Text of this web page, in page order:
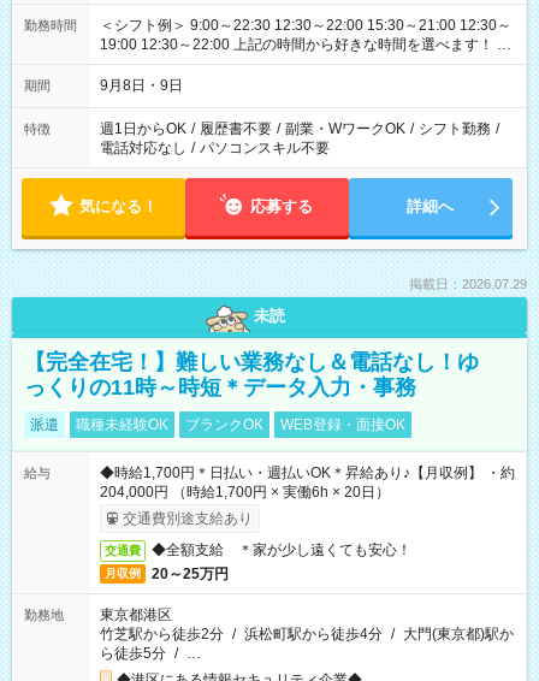
勤務時間
＜シフト例＞ 9:00～22:30 12:30～22:00 15:30～21:00 12:30～
19:00 12:30～22:00 上記の時間から好きな時間を選べます！ ※
時間は変更となる可能性があります
期間 9月8日・9日
特徴 週1日からOK / 履歴書不要 / 副業・WワークOK / シフト勤務 /
電話対応なし / パソコンスキル不要
気になる！ 応募する 詳細へ
掲載日：2026.07.29
未読
【完全在宅！】難しい業務なし＆電話なし！ゆ
っくりの11時～時短＊データ入力・事務
派遣 職種未経験OK ブランクOK WEB登録・面接OK
給与
◆時給1,700円＊日払い・週払いOK＊昇給あり♪【月収例】 ・約
204,000円 （時給1,700円 × 実働6h × 20日）
交通費別途支給あり
交通費 ◆全額支給 ＊家が少し遠くても安心！
月収例 20～25万円
勤務地
東京都港区
竹芝駅から徒歩2分 / 浜松町駅から徒歩4分 / 大門(東京都)駅か
ら徒歩5分 / …